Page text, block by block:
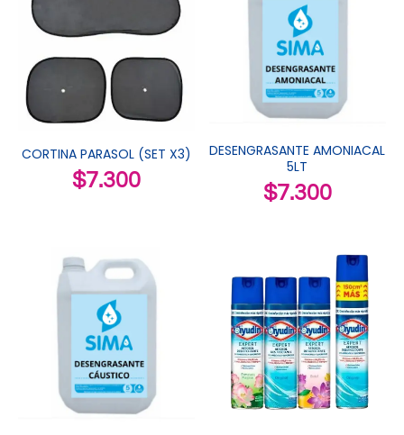
CORTINA PARASOL (SET X3)
$7.300
DESENGRASANTE AMONIACAL
5LT
$7.300